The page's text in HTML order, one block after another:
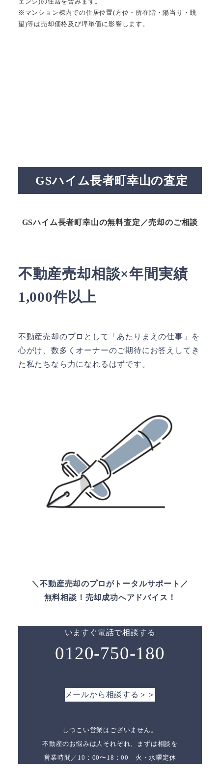
※マンション棟内での住居位置(方位・所在階・陽当り・眺
望)等は売却価格及び坪単価に影響します。
GSハイム長者町幸山の査定
GSハイム長者町幸山の無料査定／売却のご相談
不動産売却相談×年間実績
1,000件以上
不動産売却のプロとして「あたりまえの仕事」を
心がけ、数多くオーナーのご期待にお答えしてき
た私たちなら力になれるはずです。
＼不動産売却のプロがトータルサポート／
無料相談！売却成功へアドバイス！
いますぐ電話で相談する
0120-750-180
メールから相談する＞＞
しつこい営業はございません。
不動産のお悩みは人それぞれ。まずは相談を
営業時間／10：00〜18：00 火・水曜定休